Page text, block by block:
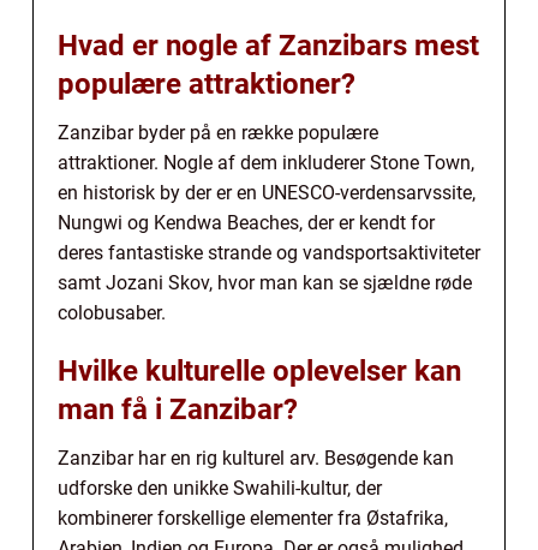
Hvad er nogle af Zanzibars mest
populære attraktioner?
Zanzibar byder på en række populære
attraktioner. Nogle af dem inkluderer Stone Town,
en historisk by der er en UNESCO-verdensarvssite,
Nungwi og Kendwa Beaches, der er kendt for
deres fantastiske strande og vandsportsaktiviteter
samt Jozani Skov, hvor man kan se sjældne røde
colobusaber.
Hvilke kulturelle oplevelser kan
man få i Zanzibar?
Zanzibar har en rig kulturel arv. Besøgende kan
udforske den unikke Swahili-kultur, der
kombinerer forskellige elementer fra Østafrika,